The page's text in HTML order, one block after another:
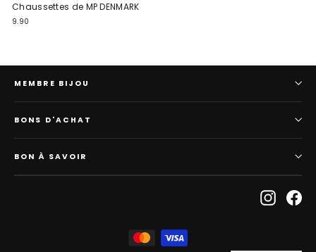
Chaussettes de MP DENMARK
9.90
MEMBRE BIJOU
BONS D'ACHAT
BON À SAVOIR